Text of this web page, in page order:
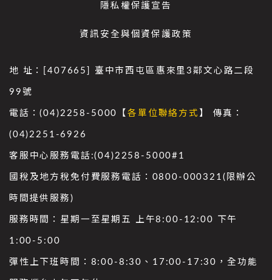
隱私權保護宣告
資訊安全與個資保護政策
地 址：[407665] 臺中市西屯區惠來里3鄰文心路二段
99號
電話：(04)2258-5000【各單位聯絡方式 】 傳真：
(04)2251-6926
客服中心服務電話:(04)2258-5000#1
國稅及地方稅免付費服務電話：0800-000321(限辦公
時間提供服務)
服務時間：星期一至星期五 上午8:00-12:00 下午
1:00-5:00
彈性上下班時間：8:00-8:30、17:00-17:30，全功能